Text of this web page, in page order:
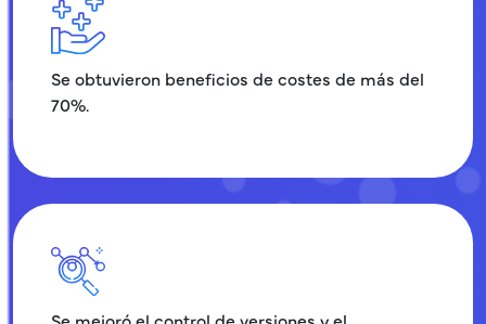
Se obtuvieron beneficios de costes de más del
70%.
Se mejoró el control de versiones y el